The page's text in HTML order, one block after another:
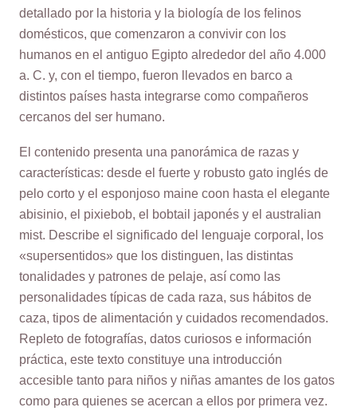
detallado por la historia y la biología de los felinos
domésticos, que comenzaron a convivir con los
humanos en el antiguo Egipto alrededor del año 4.000
a. C. y, con el tiempo, fueron llevados en barco a
distintos países hasta integrarse como compañeros
cercanos del ser humano.
El contenido presenta una panorámica de razas y
características: desde el fuerte y robusto gato inglés de
pelo corto y el esponjoso maine coon hasta el elegante
abisinio, el pixiebob, el bobtail japonés y el australian
mist. Describe el significado del lenguaje corporal, los
«supersentidos» que los distinguen, las distintas
tonalidades y patrones de pelaje, así como las
personalidades típicas de cada raza, sus hábitos de
caza, tipos de alimentación y cuidados recomendados.
Repleto de fotografías, datos curiosos e información
práctica, este texto constituye una introducción
accesible tanto para niños y niñas amantes de los gatos
como para quienes se acercan a ellos por primera vez.